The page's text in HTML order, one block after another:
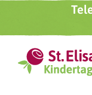
springen